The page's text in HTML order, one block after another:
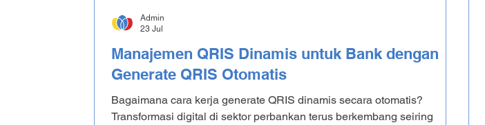
Manajemen QRIS Dinamis untuk Bank dengan
Generate QRIS Otomatis
Bagaimana cara kerja generate QRIS dinamis secara otomatis?
Transformasi digital di sektor perbankan terus berkembang seiring
Admin
23 Jul